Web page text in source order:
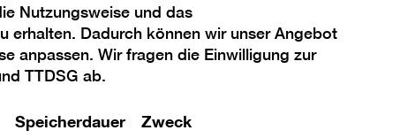
Nutzungsweise und das
erhalten. Dadurch können wir unser Angebot
anpassen. Wir fragen die Einwilligung zur
TTDSG ab.
Speicherdauer Zweck